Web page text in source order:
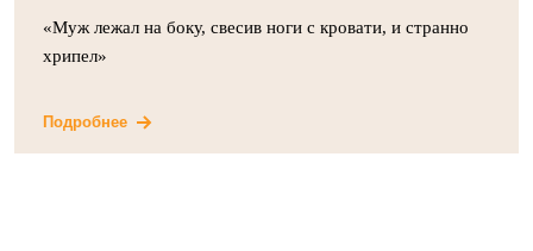
«Муж лежал на боку, свесив ноги с кровати, и странно
хрипел»
Подробнее